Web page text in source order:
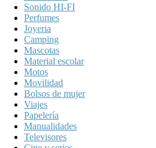
Sonido HI-FI
Perfumes
Joyeria
Camping
Mascotas
Material escolar
Motos
Movilidad
Bolsos de mujer
Viajes
Papelería
Manualidades
Televisores